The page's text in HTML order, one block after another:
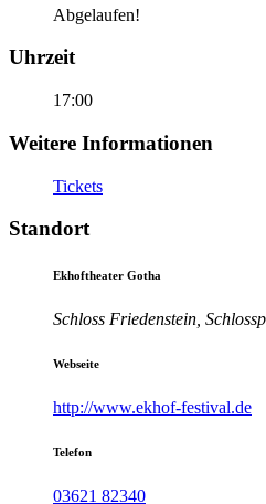
Abgelaufen!
Uhrzeit
17:00
Weitere Informationen
Tickets
Standort
Ekhoftheater Gotha
Schloss Friedenstein,
Webseite
http://www.ekhof-festival.de
Telefon
03621 82340